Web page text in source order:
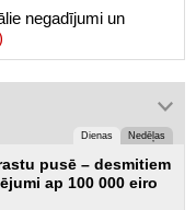
negadījumi un
Dienas Nedēļas
pusē – desmitiem
ap 100 000 eiro